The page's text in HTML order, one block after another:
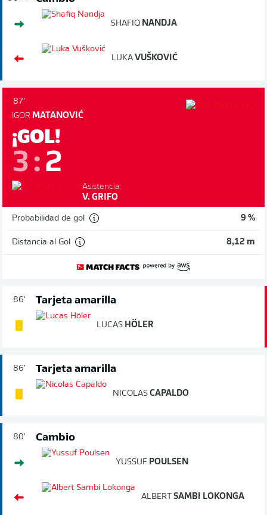
SHAFIQ NANDJA
LUKA VUŠKOVIĆ
87'
IGOR MATANOVIĆ
¡GOL!
3 : 2
Asistencia:
V. GRIFO
Probabilidad de gol 9 %
Distancia al Gol 8,12 m
86' Tarjeta amarilla
LUCAS HÖLER
86' Tarjeta amarilla
NICOLAS CAPALDO
80' Cambio
YUSSUF POULSEN
ALBERT SAMBI LOKONGA